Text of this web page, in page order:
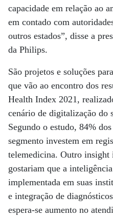
capacidade em relação ao
em contado com
outros estados”, disse a
da Philips.
São projetos e soluções
que vão ao encontro dos
Health Index 2021,
cenário de digitalização do
Segundo o estudo, 84%
segmento investem em
telemedicina. Outro insight
gostariam que a
implementada em suas
e integração de
espera-se aumento no